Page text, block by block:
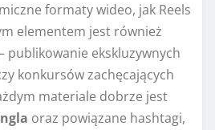
formaty wideo, jak Reels
elementem jest również
publikowanie ekskluzywnych
konkursów zachęcających
materiale dobrze jest
oraz powiązane hashtagi,